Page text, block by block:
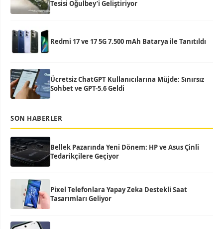
Tesisi Oğulbey’i Geliştiriyor
Redmi 17 ve 17 5G 7.500 mAh Batarya ile Tanıtıldı
Ücretsiz ChatGPT Kullanıcılarına Müjde: Sınırsız
Sohbet ve GPT-5.6 Geldi
SON HABERLER
Bellek Pazarında Yeni Dönem: HP ve Asus Çinli
Tedarikçilere Geçiyor
Pixel Telefonlara Yapay Zeka Destekli Saat
Tasarımları Geliyor